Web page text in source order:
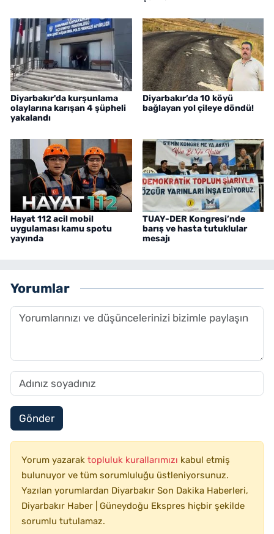
Diyarbakır'da kurşunlama
olaylarına karışan 4 şüpheli
yakalandı
Diyarbakır’da 10 köyü
bağlayan yol çileye döndü!
Hayat 112 acil mobil
uygulaması kamu spotu
yayında
TUAY-DER Kongresi’nde
barış ve hasta tutuklular
mesajı
Yorumlar
Gönder
Yorum yazarak topluluk kurallarımızı kabul etmiş
bulunuyor ve tüm sorumluluğu üstleniyorsunuz.
Yazılan yorumlardan Diyarbakır Son Dakika Haberleri,
Diyarbakır Haber | Güneydoğu Ekspres hiçbir şekilde
sorumlu tutulamaz.